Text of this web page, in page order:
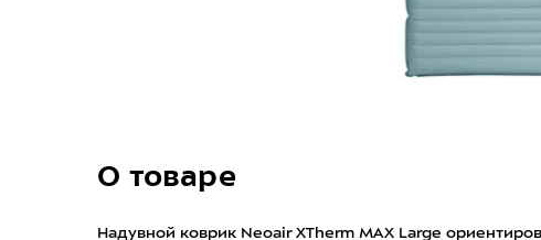
О товаре
Надувной коврик Neoair XTherm MAX Large